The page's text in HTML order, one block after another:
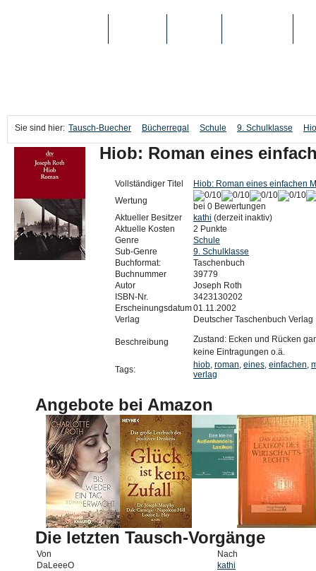
Sie sind hier: Tausch-Buecher Bücherregal Schule 9. Schulklasse
Hiob: Roman eines
Vollständiger Titel
Hiob: Roman eines einfachen
Wertung
bei 0 Bewertungen
Aktueller Besitzer
kathi (derzeit inaktiv)
Aktuelle Kosten
2 Punkte
Genre
Schule
Sub-Genre
9. Schulklasse
Buchformat:
Taschenbuch
Buchnummer
39779
Autor
Joseph Roth
ISBN-Nr.
3423130202
Erscheinungsdatum01.11.2002
Verlag
Deutscher Taschenbuch Verlag
Beschreibung
Zustand: Ecken und Rücken
keine Eintragungen o.ä.
Tags:
hiob, roman, eines, einfachen,
verlag
Angebote bei Amazon
Die letzten Tausch-Vorgänge
Von
Nach
DaLeeeO
kathi